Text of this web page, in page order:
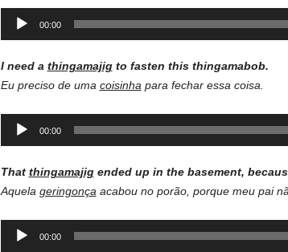
Audio
00:00
I need a thingamajigto fasten this thingamabob.
Eu preciso de uma coisinha para fechar essa coisa.
Audio
00:00
That thingamajigended up in the basement,
Aquela geringonça acabou no porão, porque meu pai
Audio
00:00